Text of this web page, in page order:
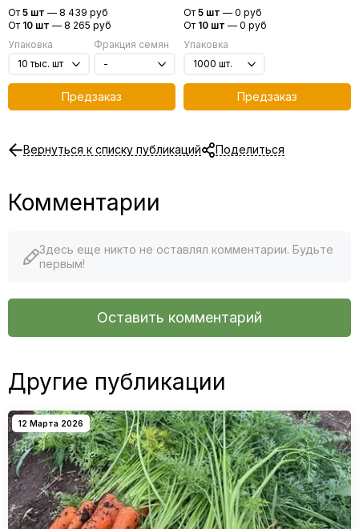
От 5 шт — 8 439 руб
От 10 шт — 8 265 руб
Упаковка
Фракция семян
Предзаказ
От 5 шт — 0 руб
От 10 шт — 0 руб
Упаковка
Предзаказ
Вернуться к списку публикаций Поделиться
Комментарии
Здесь еще никто не оставлял комментарии. Будьте
первым!
Оставить комментарий
Другие публикации
12 Марта 2026